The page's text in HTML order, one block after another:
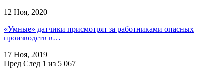
12 Ноя, 2020
«Умные» датчики присмотрят за работниками опасных
производств в…
17 Ноя, 2019
Пред След 1 из 5 067